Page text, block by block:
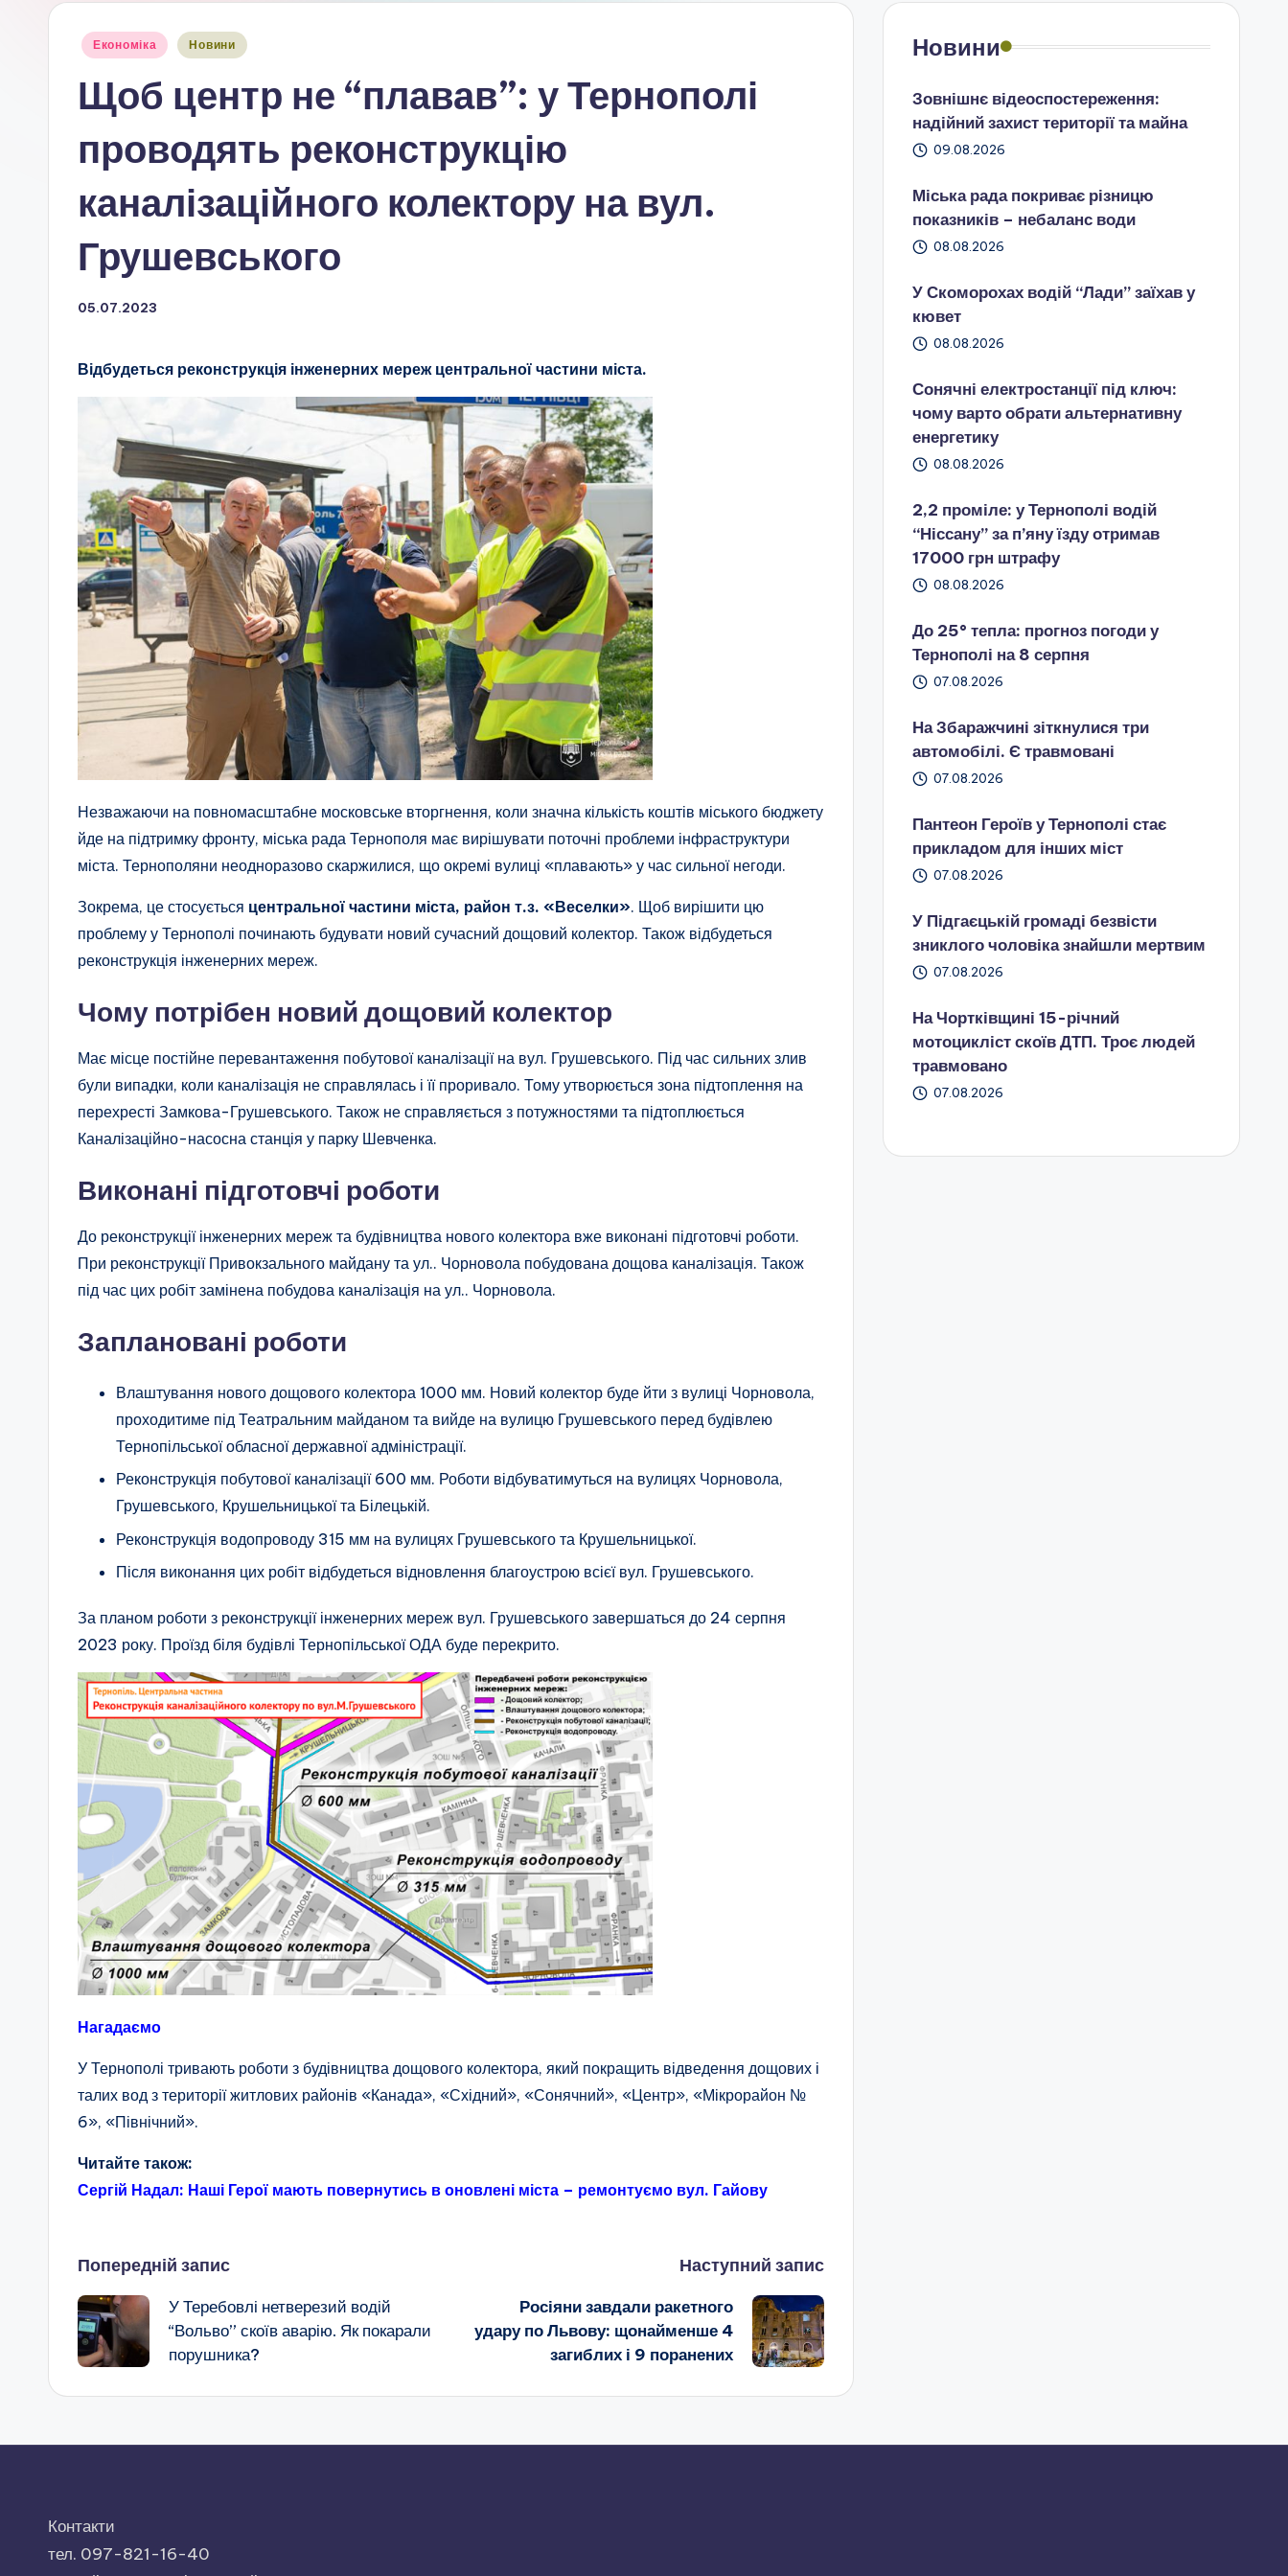
Опубліковано
Економіка Новини
Щоб центр не “плавав”: у Тернополі
проводять реконструкцію
каналізаційного колектору на вул.
Грушевського
05.07.2023
Відбудеться реконструкція інженерних мереж центральної частини міста.
Незважаючи на повномасштабне московське вторгнення, коли значна кількість коштів міського бюджету
йде на підтримку фронту, міська рада Тернополя має вирішувати поточні проблеми інфраструктури
міста. Тернополяни неодноразово скаржилися, що окремі вулиці «плавають» у час сильної негоди.
Зокрема, це стосується центральної частини міста, район т.з. «Веселки». Щоб вирішити цю
проблему у Тернополі починають будувати новий сучасний дощовий колектор. Також відбудеться
реконструкція інженерних мереж.
Чому потрібен новий дощовий колектор
Має місце постійне перевантаження побутової каналізації на вул. Грушевського. Під час сильних злив
були випадки, коли каналізація не справлялась і її проривало. Тому утворюється зона підтоплення на
перехресті Замкова-Грушевського. Також не справляється з потужностями та підтоплюється
Каналізаційно-насосна станція у парку Шевченка.
Виконані підготовчі роботи
До реконструкції інженерних мереж та будівництва нового колектора вже виконані підготовчі роботи.
При реконструкції Привокзального майдану та ул.. Чорновола побудована дощова каналізація. Також
під час цих робіт замінена побудова каналізація на ул.. Чорновола.
Заплановані роботи
Влаштування нового дощового колектора 1000 мм. Новий колектор буде йти з вулиці Чорновола,
проходитиме під Театральним майданом та вийде на вулицю Грушевського перед будівлею
Тернопільської обласної державної адміністрації.
Реконструкція побутової каналізації 600 мм. Роботи відбуватимуться на вулицях Чорновола,
Грушевського, Крушельницької та Білецькій.
Реконструкція водопроводу 315 мм на вулицях Грушевського та Крушельницької.
Після виконання цих робіт відбудеться відновлення благоустрою всієї вул. Грушевського.
За планом роботи з реконструкції інженерних мереж вул. Грушевського завершаться до 24 серпня
2023 року. Проїзд біля будівлі Тернопільської ОДА буде перекрито.
Нагадаємо
У Тернополі тривають роботи з будівництва дощового колектора, який покращить відведення дощових і
талих вод з території житлових районів «Канада», «Східний», «Сонячний», «Центр», «Мікрорайон №
6», «Північний».
Читайте також:
Сергій Надал: Наші Герої мають повернутись в оновлені міста – ремонтуємо вул. Гайову
Навігація
по
запису
Попередній запис
У Теребовлі нетверезий водій
“Вольво” скоїв аварію. Як покарали
порушника?
Наступний запис
Росіяни завдали ракетного
удару по Львову: щонайменше 4
загиблих і 9 поранених
Новини
Зовнішнє відеоспостереження:
надійний захист території та майна
09.08.2026
Міська рада покриває різницю
показників – небаланс води
08.08.2026
У Скоморохах водій “Лади” заїхав у
кювет
08.08.2026
Сонячні електростанції під ключ:
чому варто обрати альтернативну
енергетику
08.08.2026
2,2 проміле: у Тернополі водій
“Ніссану” за п’яну їзду отримав
17000 грн штрафу
08.08.2026
До 25° тепла: прогноз погоди у
Тернополі на 8 серпня
07.08.2026
На Збаражчині зіткнулися три
автомобілі. Є травмовані
07.08.2026
Пантеон Героїв у Тернополі стає
прикладом для інших міст
07.08.2026
У Підгаєцькій громаді безвісти
зниклого чоловіка знайшли мертвим
07.08.2026
На Чортківщині 15-річний
мотоцикліст скоїв ДТП. Троє людей
травмовано
07.08.2026
Контакти
тел. 097-821-16-40